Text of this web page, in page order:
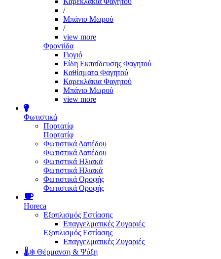
/
Μπάνιο Μωρού
/
view more
Φροντίδα
Γιογιό
Είδη Εκπαίδευσης Φαγητού
Καθίσματα Φαγητού
Καρεκλάκια Φαγητού
Μπάνιο Μωρού
view more
Φωτιστικά
Πορτατίφ
Πορτατίφ
Φωτιστικά Δαπέδου
Φωτιστικά Δαπέδου
Φωτιστικά Ηλιακά
Φωτιστικά Ηλιακά
Φωτιστικά Οροφής
Φωτιστικά Οροφής
Horeca
Εξοπλισμός Εστίασης
Επαγγελματικές Ζυγαριές
Εξοπλισμός Εστίασης
Επαγγελματικές Ζυγαριές
🌡️❄️ Θέρμανση & Ψύξη